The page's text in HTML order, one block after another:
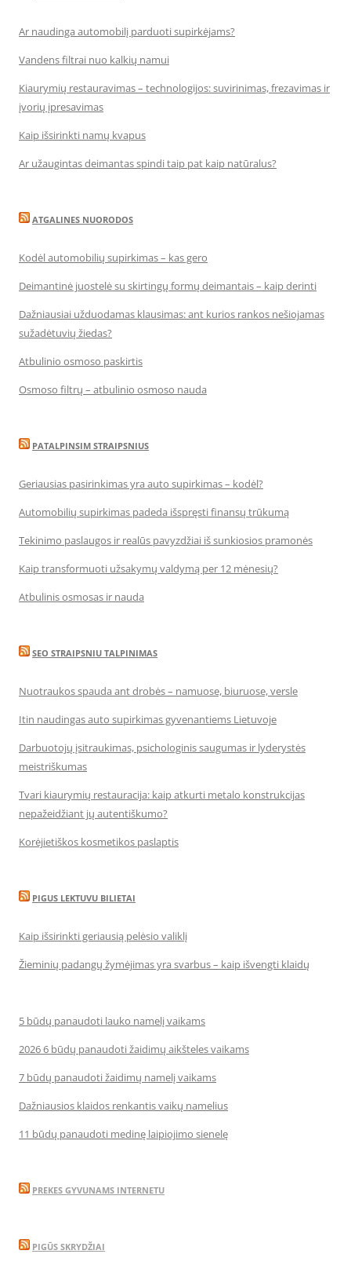
Ar naudinga automobilį parduoti supirkėjams?
Vandens filtrai nuo kalkių namui
Kiaurymių restauravimas – technologijos: suvirinimas, frezavimas ir
įvorių įpresavimas
Kaip išsirinkti namų kvapus
Ar užaugintas deimantas spindi taip pat kaip natūralus?
ATGALINES NUORODOS
Kodėl automobilių supirkimas – kas gero
Deimantinė juostelė su skirtingų formų deimantais – kaip derinti
Dažniausiai užduodamas klausimas: ant kurios rankos nešiojamas
sužadėtuvių žiedas?
Atbulinio osmoso paskirtis
Osmoso filtrų – atbulinio osmoso nauda
PATALPINSIM STRAIPSNIUS
Geriausias pasirinkimas yra auto supirkimas – kodėl?
Automobilių supirkimas padeda išspręsti finansų trūkumą
Tekinimo paslaugos ir realūs pavyzdžiai iš sunkiosios pramonės
Kaip transformuoti užsakymų valdymą per 12 mėnesių?
Atbulinis osmosas ir nauda
SEO STRAIPSNIU TALPINIMAS
Nuotraukos spauda ant drobės – namuose, biuruose, versle
Itin naudingas auto supirkimas gyvenantiems Lietuvoje
Darbuotojų įsitraukimas, psichologinis saugumas ir lyderystės
meistriškumas
Tvari kiaurymių restauracija: kaip atkurti metalo konstrukcijas
nepažeidžiant jų autentiškumo?
Korėjietiškos kosmetikos paslaptis
PIGUS LEKTUVU BILIETAI
Kaip išsirinkti geriausią pelėsio valiklį
Žieminių padangų žymėjimas yra svarbus – kaip išvengti klaidų
5 būdų panaudoti lauko namelį vaikams
2026 6 būdų panaudoti žaidimų aikšteles vaikams
7 būdų panaudoti žaidimų namelį vaikams
Dažniausios klaidos renkantis vaikų namelius
11 būdų panaudoti medinę laipiojimo sienelę
PREKES GYVUNAMS INTERNETU
PIGŪS SKRYDŽIAI